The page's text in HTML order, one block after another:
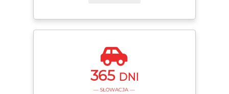
365 DNI
— SŁOWACJA —